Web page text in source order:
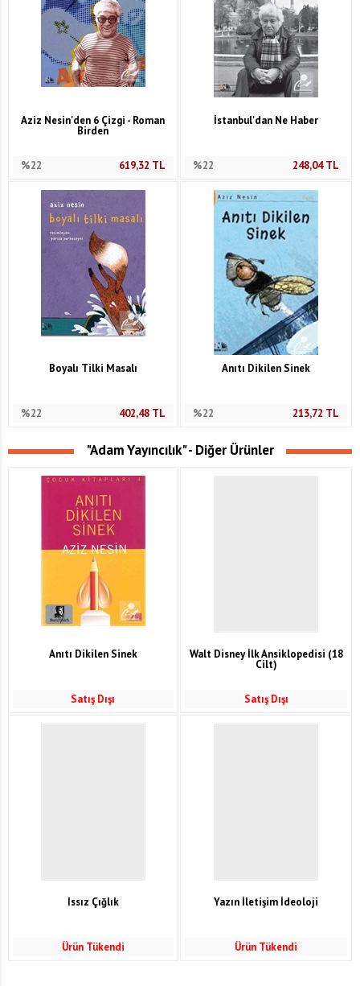
Aziz Nesin'den 6 Çizgi - Roman
Birden
%22 619,32 TL
İstanbul'dan Ne Haber
%22 248,04TL
Boyalı Tilki Masalı
%22 402,48TL
Anıtı Dikilen Sinek
%22 213,72 TL
"Adam Yayıncılık" - Diğer Ürünler
Anıtı Dikilen Sinek
Satış Dışı
Walt Disney İlk Ansiklopedisi (18
Cilt)
Satış Dışı
Issız Çığlık
Ürün Tükendi
Yazın İletişim İdeoloji
Ürün Tükendi